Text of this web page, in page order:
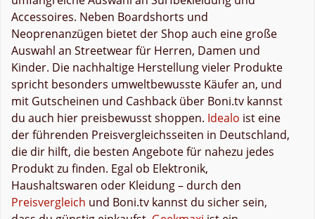
Accessoires. Neben Boardshorts und
Neoprenanzügen bietet der Shop auch eine große
Auswahl an Streetwear für Herren, Damen und
Kinder. Die nachhaltige Herstellung vieler Produkte
spricht besonders umweltbewusste Käufer an, und
mit Gutscheinen und Cashback über Boni.tv kannst
du auch hier preisbewusst shoppen. Idealo ist eine
der führenden Preisvergleichsseiten in Deutschland,
die dir hilft, die besten Angebote für nahezu jedes
Produkt zu finden. Egal ob Elektronik,
Haushaltswaren oder Kleidung – durch den
Preisvergleich und Boni.tv kannst du sicher sein,